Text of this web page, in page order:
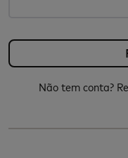
Não tem conta?